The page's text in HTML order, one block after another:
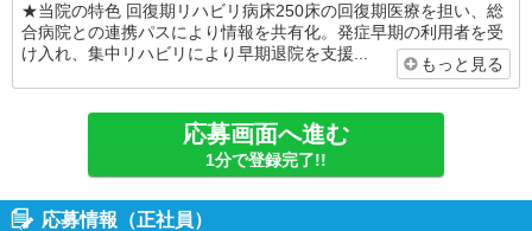
★当院の特色 回復期リハビリ病床250床の回復期医療を担い、総
合病院との連携パスにより情報を共有化。発症早期の利用者を受
け入れ、集中リハビリにより早期退院を支援...
もっと見る
応募画面へ進む
1分で登録完了!!
応募情報（正社員）